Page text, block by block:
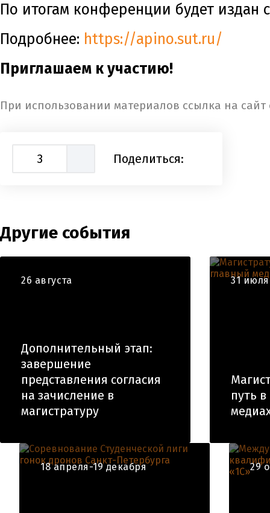
По итогам конференции будет издан
Подробнее: https://apino.sut.ru/
Приглашаем к участию!
При использовании материалов ссылка на сайт
3 Поделиться:
Другие события
26 августа
Дополнительный этап:
завершение
представления согласия
на зачисление в
магистратуру
31
путь
18 апреля-19 декабря 29